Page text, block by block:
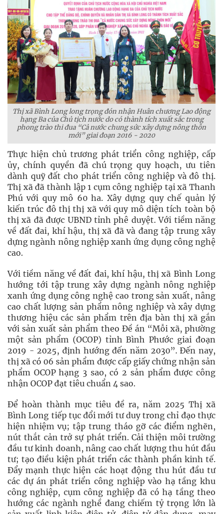
Thị xã Bình Long long trọng đón nhận Huân chương Lao động
hạng Ba của Chủ tịch nước do có thành tích xuất sắc trong
phong trào thi đua “Cả nước chung sức xây dựng nông thôn
mới” giai đoạn 2016 - 2020
Thực hiện chủ trương phát triển công nghiệp, cấp
ủy, chính quyền đã chú trọng quy hoạch, ưu tiên
dành quỹ đất cho phát triển công nghiệp và đô thị.
Thị xã đã thành lập 1 cụm công nghiệp tại xã Thanh
Phú với quy mô 60 ha. Xây dựng quy chế quản lý
kiến trúc đô thị thị xã với quy mô diện tích toàn bộ
thị xã đã được UBND tỉnh phê duyệt. Với tiềm năng
về đất đai, khí hậu, thị xã đã và đang tập trung xây
dựng ngành nông nghiệp xanh ứng dụng công nghệ
cao.
Với tiềm năng về đất đai, khí hậu, thị xã Bình Long
hướng tới tập trung xây dựng ngành nông nghiệp
xanh ứng dụng công nghệ cao trong sản xuất, nâng
cao chất lượng sản phẩm nông nghiệp và xây dựng
thương hiệu các sản phẩm trên địa bàn thị xã gắn
với sản xuất sản phẩm theo Đề án “Mỗi xã, phường
một sản phẩm (OCOP) tỉnh Bình Phước giai đoạn
2019 - 2025, định hướng đến năm 2030”. Đến nay,
thị xã có 06 sản phẩm được cấp giấy chứng nhận sản
phẩm OCOP hạng 3 sao, có 2 sản phẩm được công
nhận OCOP đạt tiêu chuẩn 4 sao.
Để hoàn thành mục tiêu đề ra, năm 2025 Thị xã
Bình Long tiếp tục đổi mới tư duy trong chỉ đạo thực
hiện nhiệm vụ; tập trung tháo gỡ các điểm nghẽn,
nút thắt cản trở sự phát triển. Cải thiện môi trường
đầu tư kinh doanh, nâng cao chất lượng thu hút đầu
tư; tạo điều kiện phát triển các thành phần kinh tế.
Đẩy mạnh thực hiện các hoạt động thu hút đầu tư
các dự án phát triển công nghiệp vào hạ tầng khu
công nghiệp, cụm công nghiệp đã có hạ tầng theo
hướng các ngành nghề đang chiếm tỷ trọng lớn là